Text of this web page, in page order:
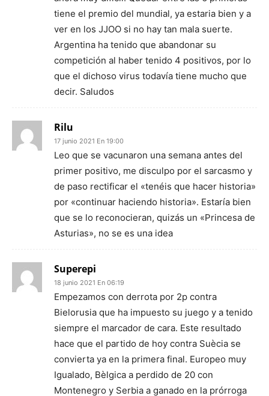
tiene el premio del mundial, ya estaria bien y a
ver en los JJOO si no hay tan mala suerte.
Argentina ha tenido que abandonar su
competición al haber tenido 4 positivos, por lo
que el dichoso virus todavía tiene mucho que
decir. Saludos
Rilu
17 junio 2021 En 19:00
Leo que se vacunaron una semana antes del
primer positivo, me disculpo por el sarcasmo y
de paso rectificar el «tenéis que hacer historia»
por «continuar haciendo historia». Estaría bien
que se lo reconocieran, quizás un «Princesa de
Asturias», no se es una idea
Superepi
18 junio 2021 En 06:19
Empezamos con derrota por 2p contra
Bielorusia que ha impuesto su juego y a tenido
siempre el marcador de cara. Este resultado
hace que el partido de hoy contra Suècia se
convierta ya en la primera final. Europeo muy
Igualado, Bèlgica a perdido de 20 con
Montenegro y Serbia a ganado en la prórroga